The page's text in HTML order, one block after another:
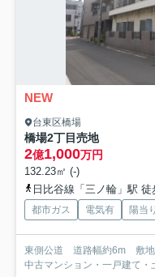
NEW
台東区橋場
橋場2丁目売地
2億1,000万円
132.23㎡ (-)
日比谷線「三ノ輪」駅 徒
都市ガス 電気有 陽当
東側公道 道路幅約6m 敷地
中古マンション・一戸建て・